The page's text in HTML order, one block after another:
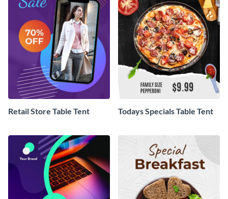
Retail Store Table Tent Todays Specials Table Tent